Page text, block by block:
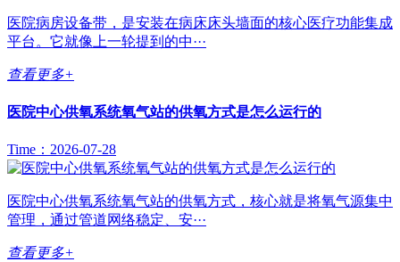
医院病房设备带，是安装在病床床头墙面的核心医疗功能集成
平台。它就像上一轮提到的中···
查看更多+
医院中心供氧系统氧气站的供氧方式是怎么运行的
Time：2026-07-28
医院中心供氧系统氧气站的供氧方式，核心就是将氧气源集中
管理，通过管道网络稳定、安···
查看更多+